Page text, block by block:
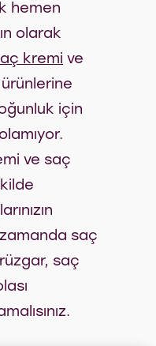
hemen
olarak
kremi ve
için
ve saç
zamanda saç
saç